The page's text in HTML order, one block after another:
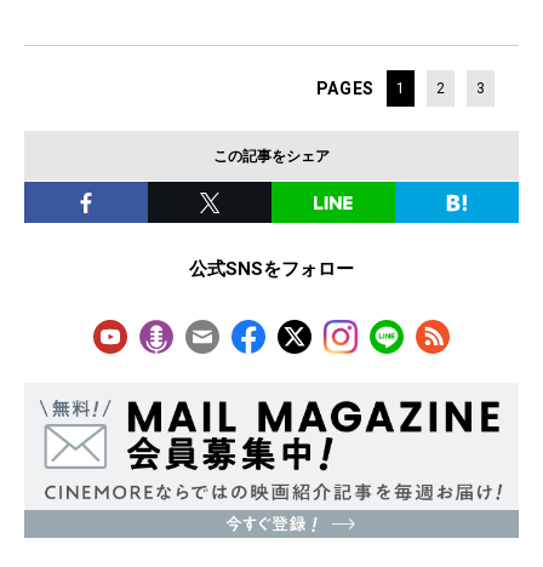
PAGES 1 2 3
この記事をシェア
公式SNSをフォロー